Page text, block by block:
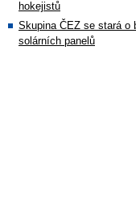
hokejistů
Skupina ČEZ se stará o
solárních panelů